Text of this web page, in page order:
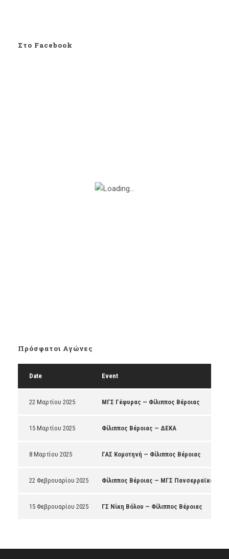
Στο Facebook
Πρόσφατοι Αγώνες
Date Event
22 Μαρτίου 2025 ΜΓΣ Γέφυρας — Φίλιππος Βέροιας
15 Μαρτίου 2025 Φίλιππος Βέροιας — ΔΕΚΑ
8 Μαρτίου 2025 ΓΑΣ Κομοτηνή — Φίλιππος Βέροιας
22 Φεβρουαρίου 2025 Φίλιππος Βέροιας — ΜΓΣ Πανσερραϊκός
15 Φεβρουαρίου 2025 ΓΣ Νίκη Βόλου — Φίλιππος Βέροιας